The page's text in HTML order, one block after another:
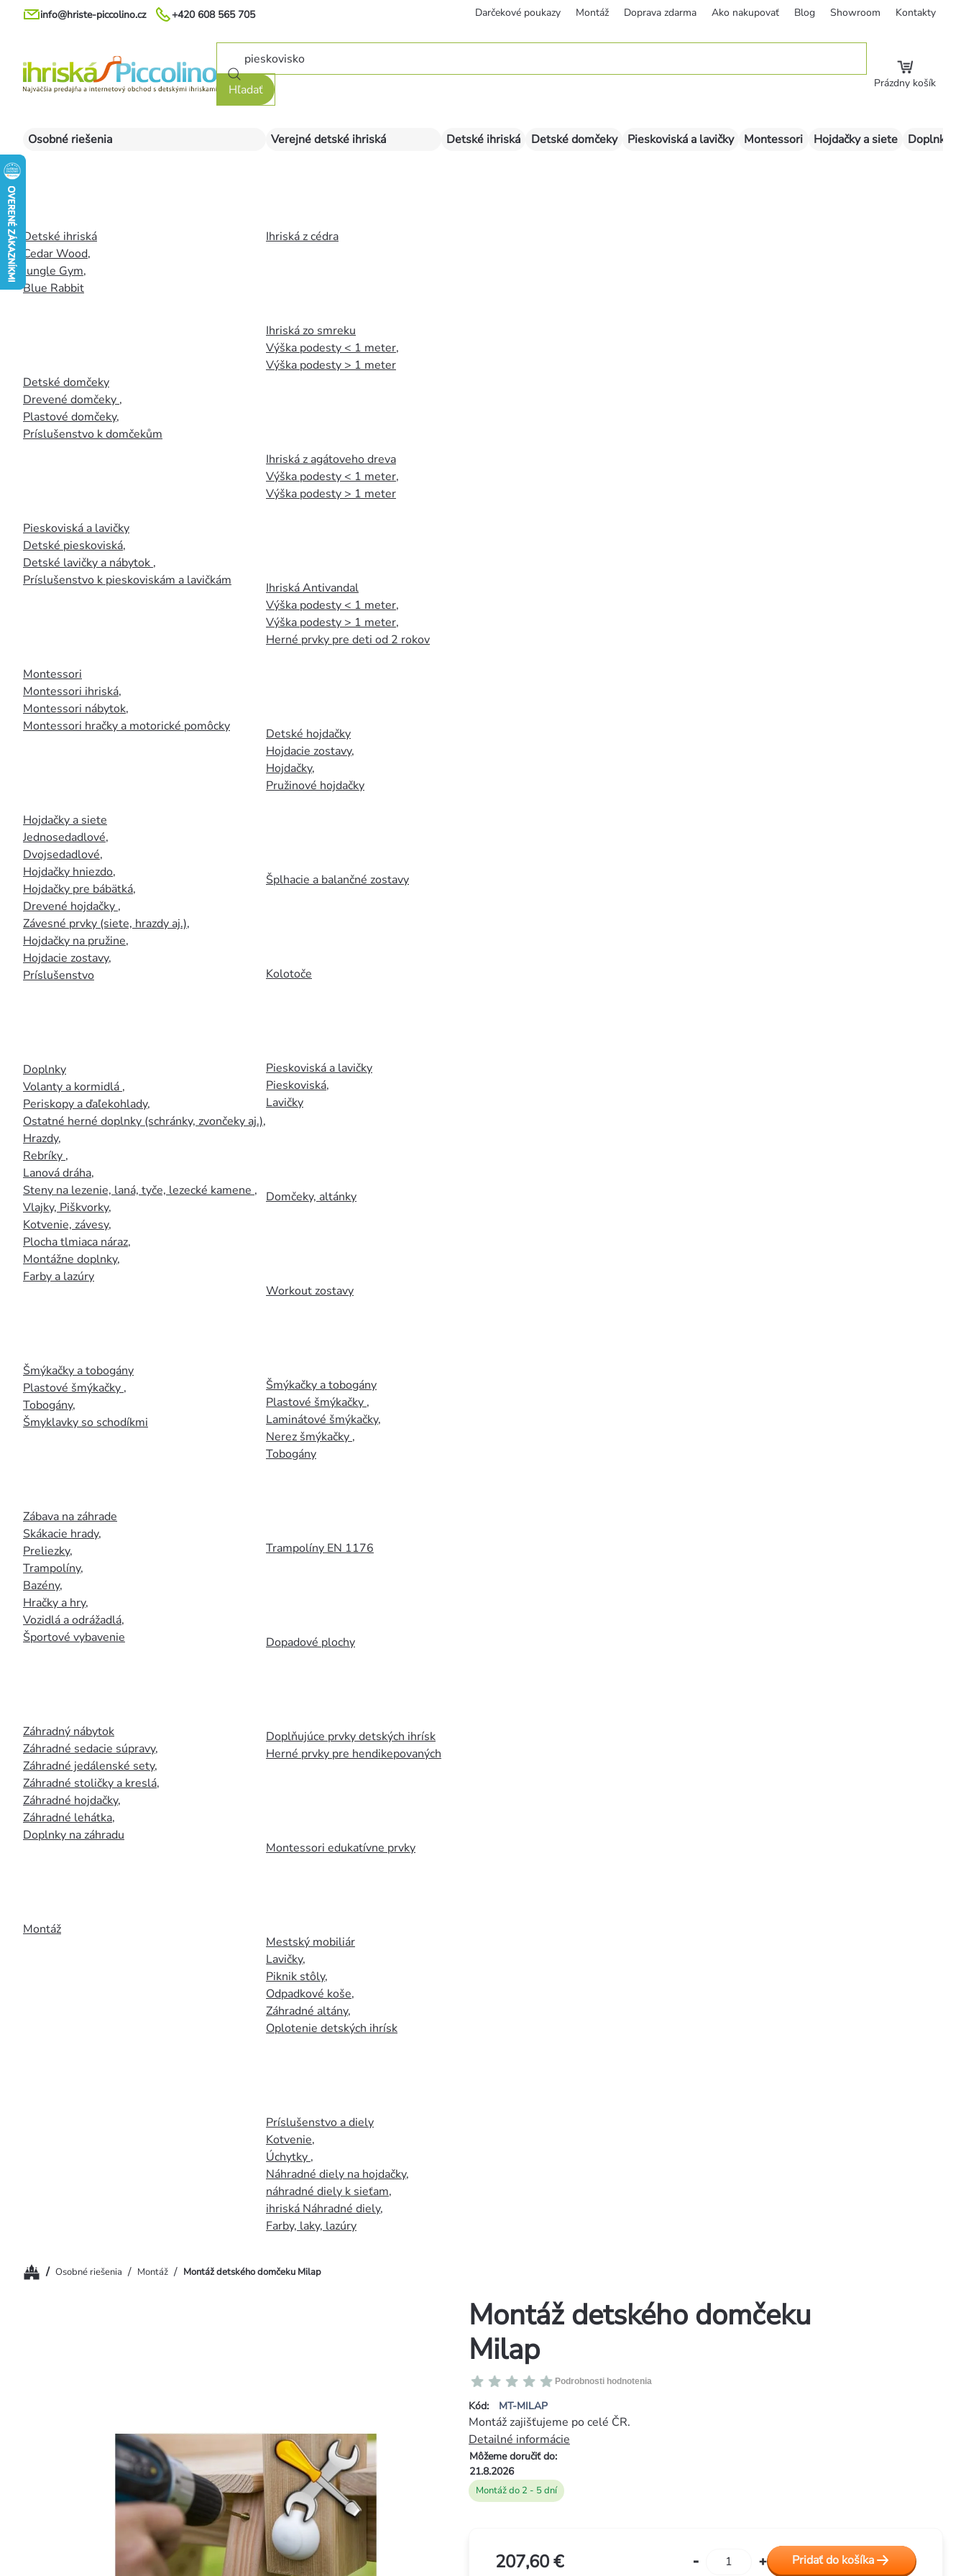
Prejsť
+420 608 565 705
info@hriste-piccolino.cz Darčekové poukazy Montáž Doprava zdarma Ako nakupovať Blog Showroom Kontakty
Hľadať Prázdny košík
Osobné riešenia
Detské ihriská
Cedar Wood,
Jungle Gym,
Blue Rabbit
Detské domčeky
Drevené domčeky ,
Plastové domčeky,
Príslušenstvo k domčekům
Pieskoviská a lavičky
Detské pieskoviská,
Detské lavičky a nábytok ,
Príslušenstvo k pieskoviskám a lavičkám
Montessori
Montessori ihriská,
Montessori nábytok,
Montessori hračky a motorické pomôcky
Hojdačky a siete
Jednosedadlové,
Dvojsedadlové,
Hojdačky hniezdo,
Hojdačky pre bábätká,
Drevené hojdačky ,
Závesné prvky (siete, hrazdy aj.),
Hojdačky na pružine,
Hojdacie zostavy,
Príslušenstvo
Doplnky
Volanty a kormidlá ,
Periskopy a ďaľekohlady,
Ostatné herné doplnky (schránky, zvončeky aj.),
Hrazdy,
Rebríky ,
Lanová dráha,
Steny na lezenie, laná, tyče, lezecké kamene ,
Vlajky, Piškvorky,
Kotvenie, závesy,
Plocha tlmiaca náraz,
Montážne doplnky,
Farby a lazúry
Šmýkačky a tobogány
Plastové šmýkačky ,
Tobogány,
Šmyklavky so schodíkmi
Zábava na záhrade
Skákacie hrady,
Preliezky,
Trampolíny,
Bazény,
Hračky a hry,
Vozidlá a odrážadlá,
Športové vybavenie
Záhradný nábytok
Záhradné sedacie súpravy,
Záhradné jedálenské sety,
Záhradné stoličky a kreslá,
Záhradné hojdačky,
Záhradné lehátka,
Doplnky na záhradu
Montáž
Verejné detské ihriská
Ihriská z cédra
Ihriská zo smreku
Výška podesty < 1 meter,
Výška podesty > 1 meter
Ihriská z agátoveho dreva
Výška podesty < 1 meter,
Výška podesty > 1 meter
Ihriská Antivandal
Výška podesty < 1 meter,
Výška podesty > 1 meter,
Herné prvky pre deti od 2 rokov
Detské hojdačky
Hojdacie zostavy,
Hojdačky,
Pružinové hojdačky
Šplhacie a balančné zostavy
Kolotoče
Pieskoviská a lavičky
Pieskoviská,
Lavičky
Domčeky, altánky
Workout zostavy
Šmýkačky a tobogány
Plastové šmýkačky ,
Laminátové šmýkačky,
Nerez šmýkačky ,
Tobogány
Trampolíny EN 1176
Dopadové plochy
Doplňujúce prvky detských ihrísk
Herné prvky pre hendikepovaných
Montessori edukatívne prvky
Mestský mobiliár
Lavičky,
Piknik stôly,
Odpadkové koše,
Záhradné altány,
Oplotenie detských ihrísk
Príslušenstvo a diely
Kotvenie,
Úchytky ,
Náhradné diely na hojdačky,
náhradné diely k sieťam,
ihriská Náhradné diely,
Farby, laky, lazúry
Detské ihriská Detské domčeky Pieskoviská a lavičky Montessori Hojdačky a siete Doplnky
Domov
/ Osobné riešenia / Montáž / Montáž detského domčeku Milap
Montáž detského domčeku
Milap
Kód: MT-MILAP
Priemerné
hodnotenie
produktu
je
0,0
z
5
hviezdičiek.
Podrobnosti hodnotenia
Montáž do 2 - 5 dní
Môžeme doručiť do:
21.8.2026
Montáž zajišťujeme po celé ČR.
Detailné informácie
207,60 € Pridať do košíka